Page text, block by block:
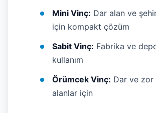
Mini Vinç: Dar alan ve
için kompakt çözüm
Sabit Vinç: Fabrika ve
kullanım
Örümcek Vinç: Dar ve zor
alanlar için